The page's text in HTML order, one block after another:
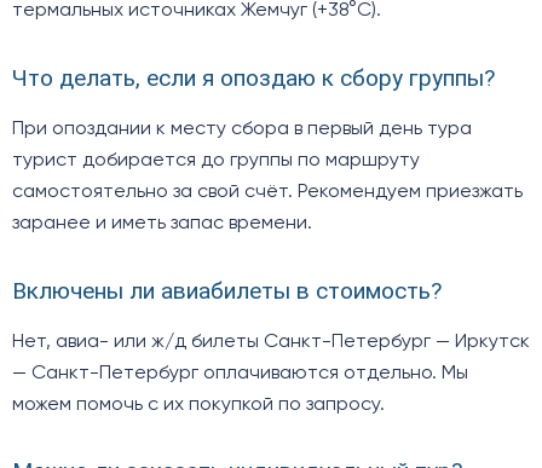
термальных источниках Жемчуг (+38°C).
Что делать, если я опоздаю к сбору группы?
При опоздании к месту сбора в первый день тура
турист добирается до группы по маршруту
самостоятельно за свой счёт. Рекомендуем приезжать
заранее и иметь запас времени.
Включены ли авиабилеты в стоимость?
Нет, авиа- или ж/д билеты Санкт-Петербург — Иркутск
— Санкт-Петербург оплачиваются отдельно. Мы
можем помочь с их покупкой по запросу.